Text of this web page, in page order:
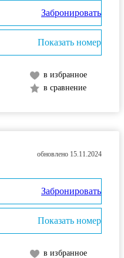
в избранное
в сравнение
Забронировать
Показать номер
обновлено 15.11.2024
в избранное
Забронировать
Показать номер